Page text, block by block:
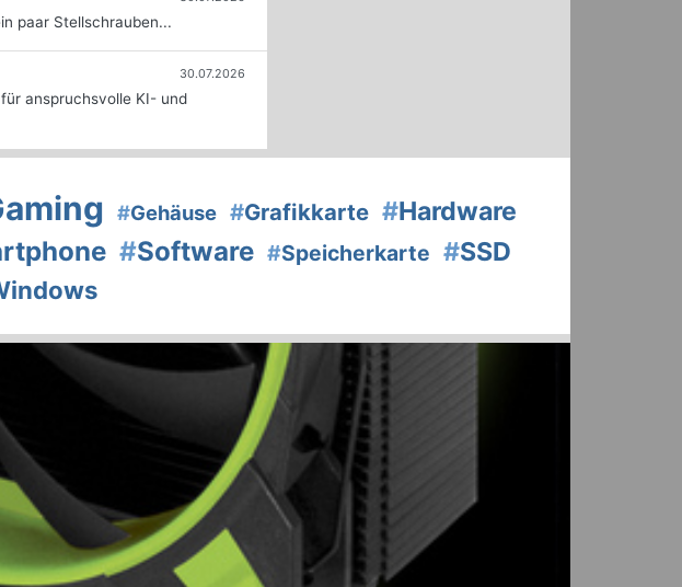
paar Stellschrauben...
30.07.2026
anspruchsvolle KI- und
#Gehäuse #Grafikkarte #Hardware
#Software #Speicherkarte #SSD